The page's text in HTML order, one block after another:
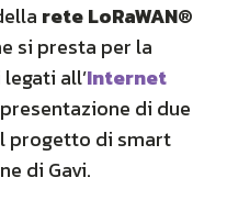
rete LoRaWAN®
si presta per la
all’Internet
di due
progetto di smart
di Gavi.